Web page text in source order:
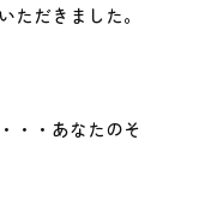
ただきました。
・・あなたのそ